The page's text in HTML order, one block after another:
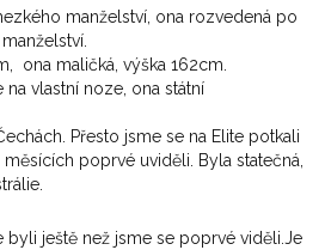
manželství, ona rozvedená po
ona maličká, výška 162cm.
vlastní noze, ona státní
Přesto jsme se na Elite potkali
poprvé uviděli. Byla statečná,
byli ještě než jsme se poprvé viděli.Je